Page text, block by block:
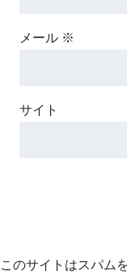
メール ※
サイト
このサイトはスパム